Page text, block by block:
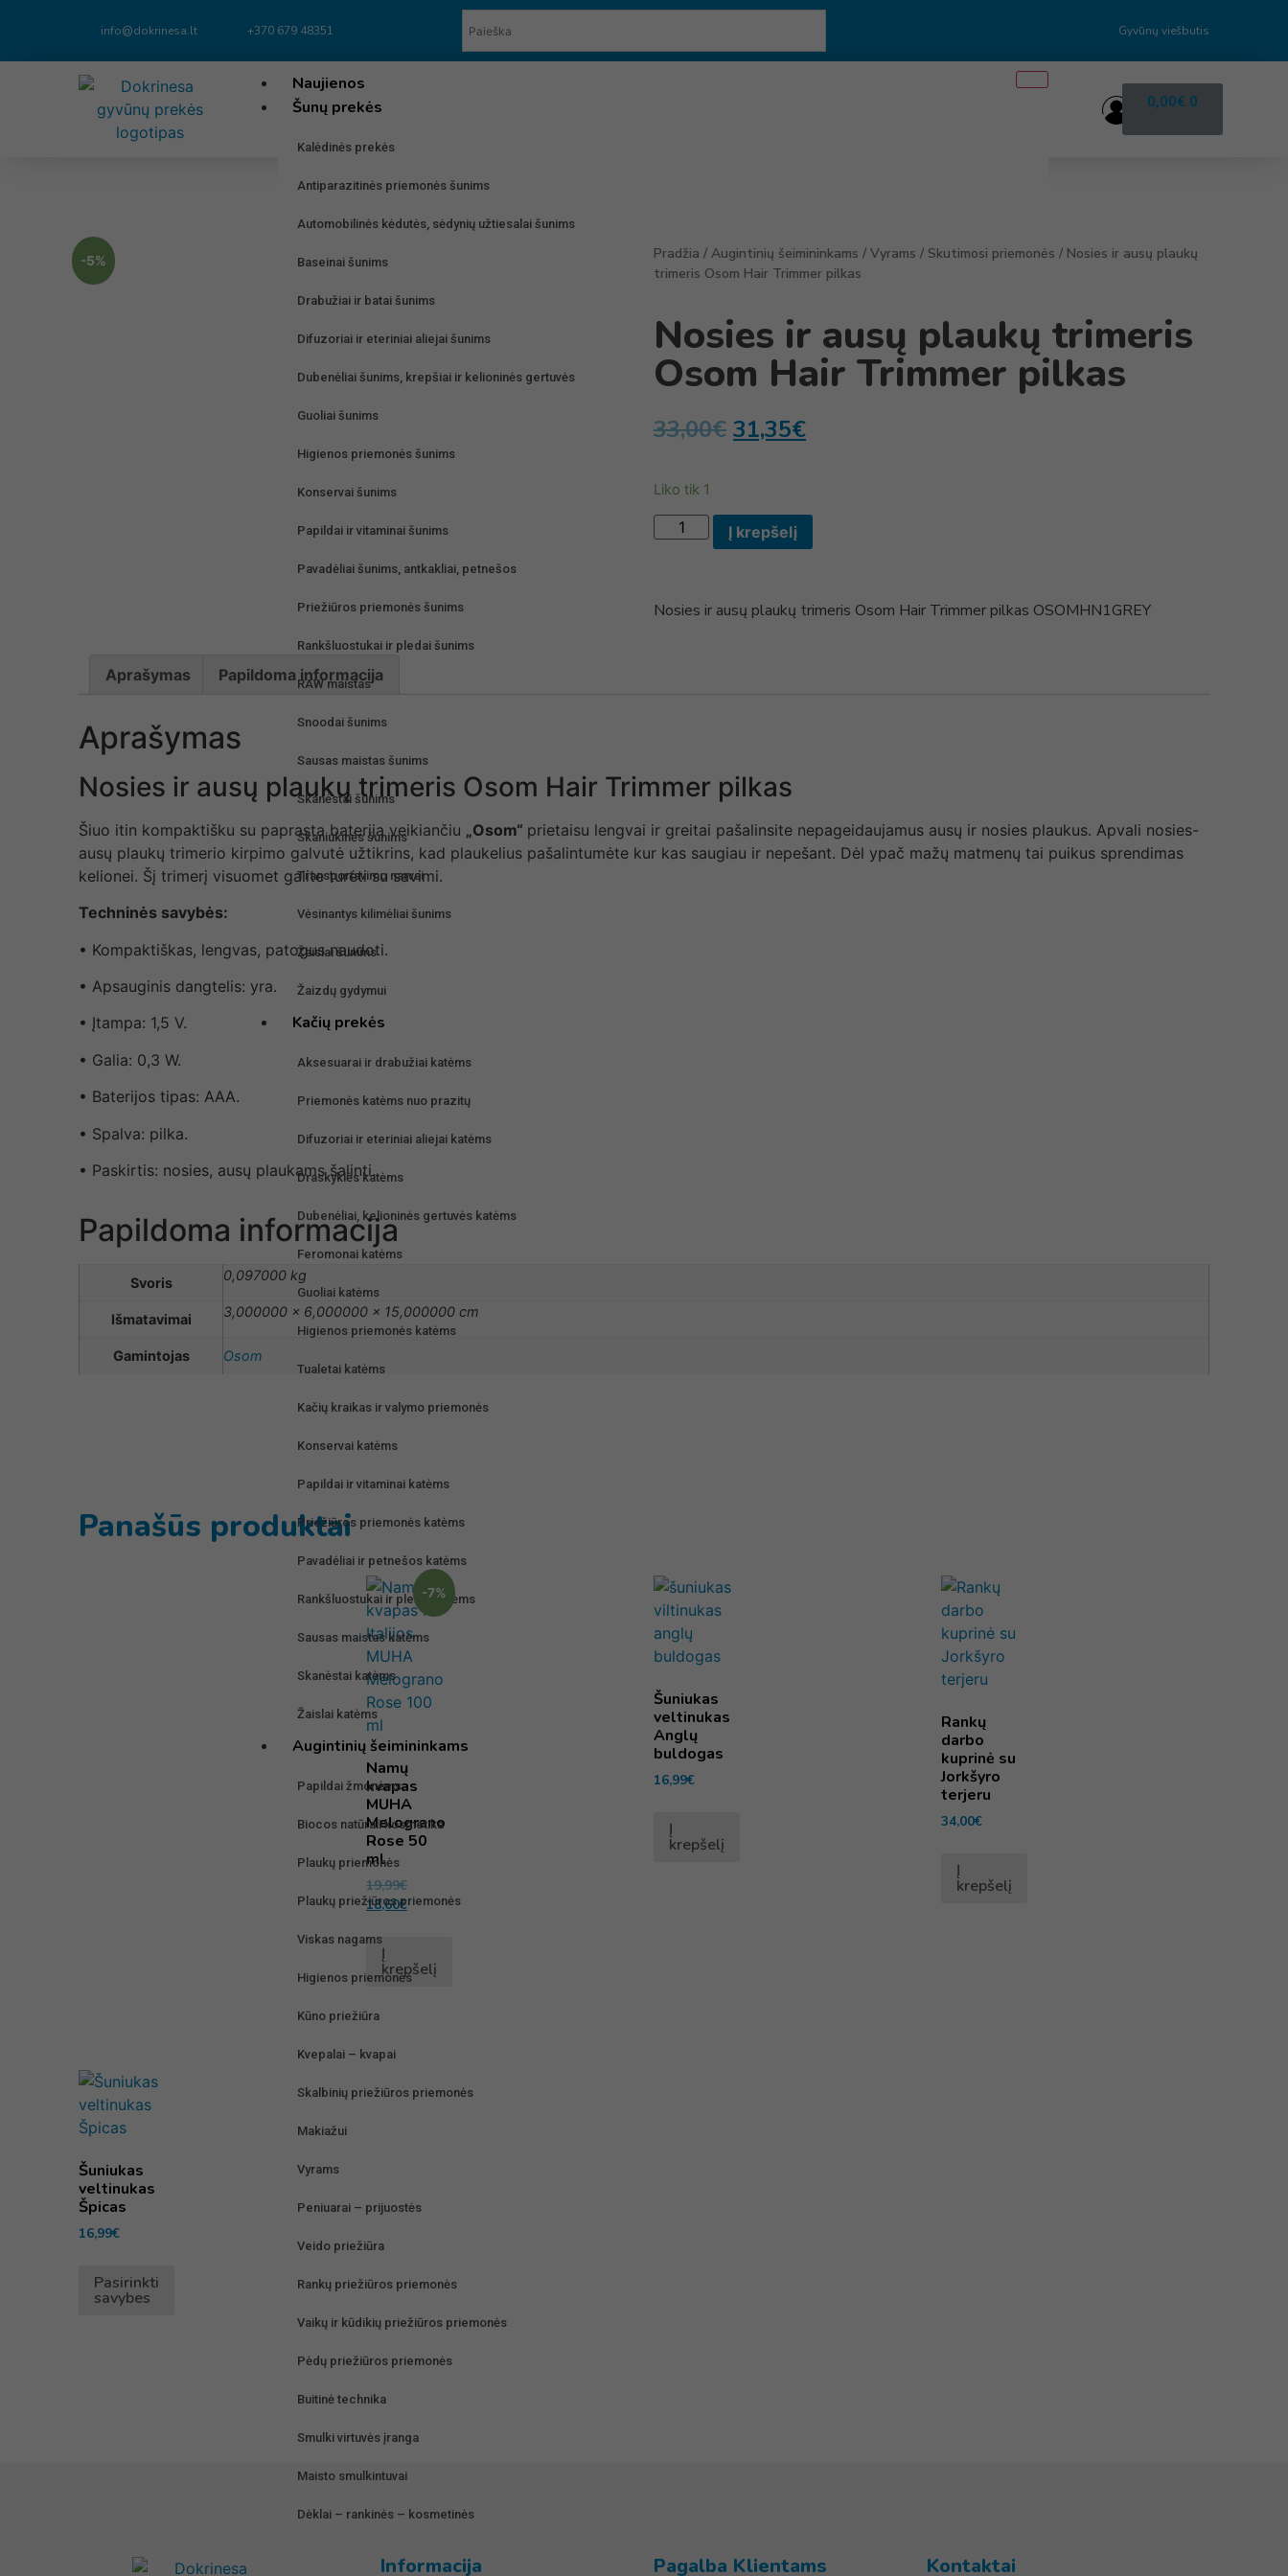
info@dokrinesa.lt +370 679 48351 Gyvūnų viešbutis
Naujienos
Šunų prekės
Kalėdinės prekės
Antiparazitinės priemonės šunims
Automobilinės kėdutės, sėdynių užtiesalai šunims
Baseinai šunims
Drabužiai ir batai šunims
Difuzoriai ir eteriniai aliejai šunims
Dubenėliai šunims, krepšiai ir kelioninės gertuvės
Guoliai šunims
Higienos priemonės šunims
Konservai šunims
Papildai ir vitaminai šunims
Pavadėliai šunims, antkakliai, petnešos
Priežiūros priemonės šunims
Rankšluostukai ir pledai šunims
RAW maistas
Snoodai šunims
Sausas maistas šunims
Skanėstai šunims
Skaniukinės šunims
Transportavimo narvai
Vėsinantys kilimėliai šunims
Žaislai šunims
Žaizdų gydymui
Kačių prekės
Aksesuarai ir drabužiai katėms
Priemonės katėms nuo prazitų
Difuzoriai ir eteriniai aliejai katėms
Draskyklės katėms
Dubenėliai, kelioninės gertuvės katėms
Feromonai katėms
Guoliai katėms
Higienos priemonės katėms
Tualetai katėms
Kačių kraikas ir valymo priemonės
Konservai katėms
Papildai ir vitaminai katėms
Priežiūros priemonės katėms
Pavadėliai ir petnešos katėms
Rankšluostukai ir pledai katėms
Sausas maistas katėms
Skanėstai katėms
Žaislai katėms
Augintinių šeimininkams
Papildai žmonėms
Biocos natūrali kosmetika
Plaukų priemonės
Plaukų priežiūros priemonės
Viskas nagams
Higienos priemonės
Kūno priežiūra
Kvepalai – kvapai
Skalbinių priežiūros priemonės
Makiažui
Vyrams
Peniuarai – prijuostės
Veido priežiūra
Rankų priežiūros priemonės
Vaikų ir kūdikių priežiūros priemonės
Pėdų priežiūros priemonės
Buitinė technika
Smulki virtuvės įranga
Maisto smulkintuvai
Dėklai – rankinės – kosmetinės
Kalėdinės prekės
0,00€ 0
-5% Pradžia / Augintinių šeimininkams / Vyrams / Skutimosi priemonės / Nosies ir ausų plaukų
trimeris Osom Hair Trimmer pilkas
Nosies ir ausų plaukų trimeris
Osom Hair Trimmer pilkas
33,00€ 31,35€
Liko tik 1
Į krepšelį
Nosies ir ausų plaukų trimeris Osom Hair Trimmer pilkas OSOMHN1GREY
Aprašymas Papildoma informacija
Aprašymas
Nosies ir ausų plaukų trimeris Osom Hair Trimmer pilkas
Šiuo itin kompaktišku su paprasta baterija veikiančiu „Osom“ prietaisu lengvai ir greitai pašalinsite nepageidaujamus ausų ir nosies plaukus. Apvali nosies-
ausų plaukų trimerio kirpimo galvutė užtikrins, kad plaukelius pašalintumėte kur kas saugiau ir nepešant. Dėl ypač mažų matmenų tai puikus sprendimas
kelionei. Šį trimerį visuomet galite turėti su savimi.
Techninės savybės:
• Kompaktiškas, lengvas, patogus naudoti.
• Apsauginis dangtelis: yra.
• Įtampa: 1,5 V.
• Galia: 0,3 W.
• Baterijos tipas: AAA.
• Spalva: pilka.
• Paskirtis: nosies, ausų plaukams šalinti.
Papildoma informacija
Svoris 0,097000 kg
Išmatavimai 3,000000 × 6,000000 × 15,000000 cm
Gamintojas Osom
Panašūs produktai
-7%
Namų
kvapas
MUHA
Melograno
Rose 50
ml
19,99€
18,60€
Į
krepšelį
Šuniukas
veltinukas
Anglų
buldogas
16,99€
Į
krepšelį
Rankų
darbo
kuprinė su
Jorkšyro
terjeru
34,00€
Į
krepšelį
Šuniukas
veltinukas
Špicas
16,99€
Pasirinkti
savybes
Informacija Pagalba Klientams Kontaktai